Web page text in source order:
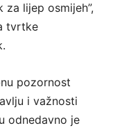
lijep osmijeh”,
tvrtke
pozornost
i važnosti
odnedavno je